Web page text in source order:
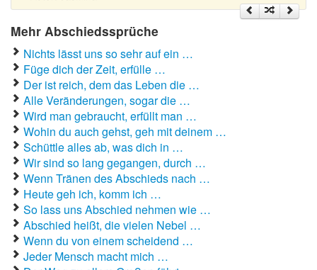
Beileidssprüche
Coole Sprüche
Dumme Sprüche
Englische Sprüche
Facebook Sprüche
Fußballsprüche
Gute Nacht Sprüche
Gute Sprüche
Guten Morgen Sprüche
Mehr Abschiedssprüche
Nichts lässt uns so sehr auf ein …
Füge dich der Zeit, erfülle …
Der ist reich, dem das Leben die …
Alle Veränderungen, sogar die …
Wird man gebraucht, erfüllt man …
Wohin du auch gehst, geh mit deinem …
Schüttle alles ab, was dich in …
Wir sind so lang gegangen, durch …
Wenn Tränen des Abschieds nach …
Heute geh ich, komm ich …
So lass uns Abschied nehmen wie …
Abschied heißt, die vielen Nebel …
Wenn du von einem scheidend …
Jeder Mensch macht mich …